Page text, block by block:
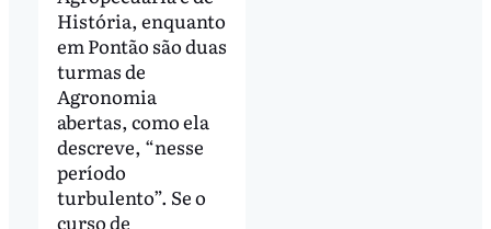
História, enquanto
em Pontão são duas
turmas de
Agronomia
abertas, como ela
descreve, “nesse
período
turbulento”. Se o
curso de